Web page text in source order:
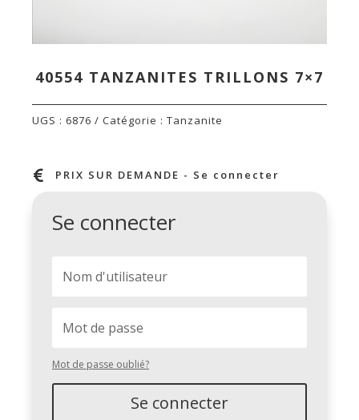
40554 TANZANITES TRILLONS 7×7
UGS : 6876 Catégorie : Tanzanite
 PRIX SUR DEMANDE - Se connecter
Se connecter
Mot de passe oublié?
Se connecter